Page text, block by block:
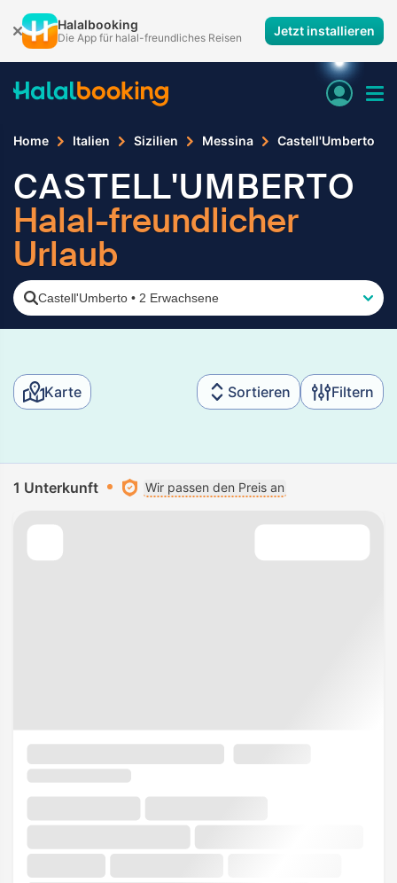
Halalbooking
Die App für halal-freundliches Reisen Jetzt installieren
Home Italien Sizilien Messina Castell'Umberto
CASTELL'UMBERTO
Halal-freundlicher
Urlaub
Castell'Umberto • 2 Erwachsene
Karte Sortieren Filtern
1 Unterkunft Wir passen den Preis an